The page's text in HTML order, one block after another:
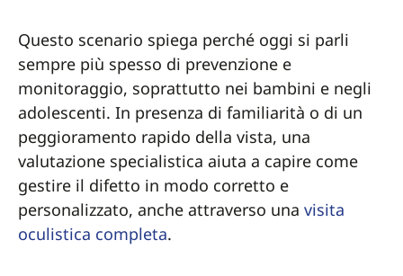
Questo scenario spiega perché oggi si parli
sempre più spesso di prevenzione e
monitoraggio, soprattutto nei bambini e negli
adolescenti. In presenza di familiarità o di un
peggioramento rapido della vista, una
valutazione specialistica aiuta a capire come
gestire il difetto in modo corretto e
personalizzato, anche attraverso una visita
oculistica completa.